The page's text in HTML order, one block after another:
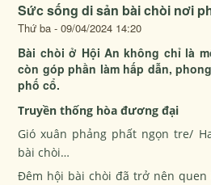
Sức sống di sản bài chòi nơi
Thứ ba - 09/04/2024 14:20
Bài chòi ở Hội An không chỉ là
còn góp phần làm hấp dẫn,
phố cổ.
Truyền thống hòa đương đại
Gió xuân phảng phất ngọn tre/
bài chòi…
Đêm hội bài chòi đã trở nên